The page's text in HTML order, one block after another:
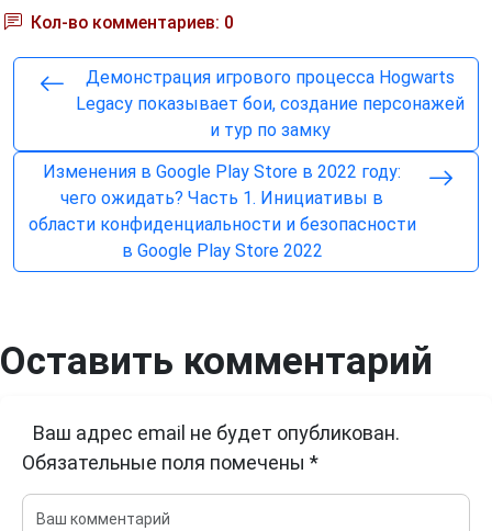
Кол-во комментариев: 0
Демонстрация игрового процесса Hogwarts
Legacy показывает бои, создание персонажей
и тур по замку
Изменения в Google Play Store в 2022 году:
чего ожидать? Часть 1. Инициативы в
области конфиденциальности и безопасности
в Google Play Store 2022
Оставить комментарий
Ваш адрес email не будет опубликован.
Обязательные поля помечены *